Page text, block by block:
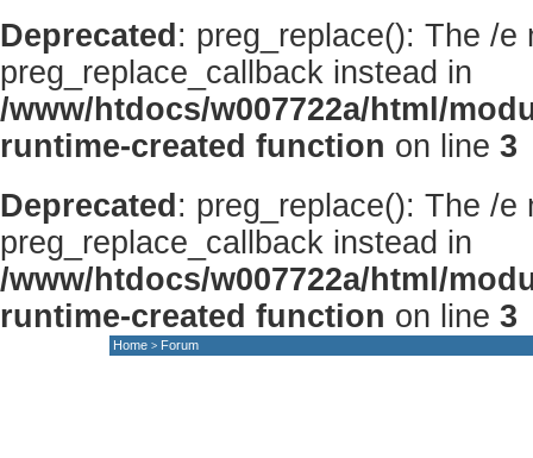
Deprecated : preg_replace(): The /
preg_replace_callback instead in
/www/htdocs/w007722a/html/
runtime-created function on line 3
Deprecated : preg_replace(): The /
preg_replace_callback instead in
/www/htdocs/w007722a/html/
runtime-created function on line 3
Home> Forum